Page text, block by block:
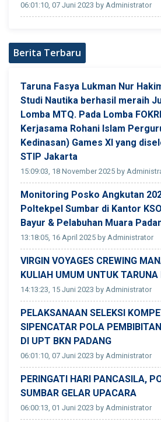
06:01:10, 07 Juni 2023 by Administrator
Berita Terbaru
Taruna Fasya Lukman Nur
Studi Nautika berhasil meraih
Lomba MTQ. Pada Lomba
Kerjasama Rohani Islam
Kedinasan) Games XI yang
STIP Jakarta
15:09:03, 18 November 2025 by
Monitoring Posko Angkutan
Poltekpel Sumbar di Kantor
Bayur & Pelabuhan Muara
13:18:05, 16 April 2025 by Administrator
VIRGIN VOYAGES CREWING
KULIAH UMUM UNTUK
14:13:23, 15 Juni 2023 by Administrator
PELAKSANAAN SELEKSI
SIPENCATAR POLA
DI UPT BKN PADANG
06:01:10, 07 Juni 2023 by Administrator
PERINGATI HARI PANCASILA,
SUMBAR GELAR UPACARA
06:00:13, 01 Juni 2023 by Administrator